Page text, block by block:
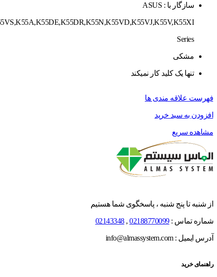
سازگار با : ASUS
Series
مشکی
تنها یک کلید کار نمیکند
فهرست علاقه مندی ها
افزودن به سبد خرید
مشاهده سریع
از شنبه تا پنج شنبه ، پاسخگوی شما هستیم
شماره تماس :02188770099
,
02143348
آدرس ایمیل : info@almassystem.com
راهنمای خرید